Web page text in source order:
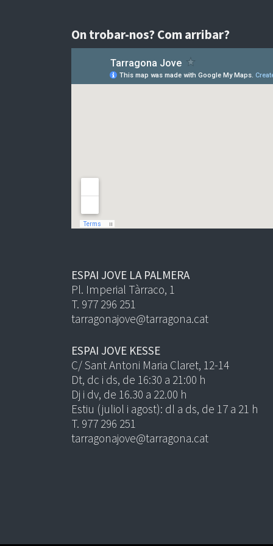
On trobar-nos? Com arribar?
ESPAI JOVE LA PALMERA
Pl. Imperial Tàrraco, 1
T. 977 296 251
tarragonajove@tarragona.cat
ESPAI JOVE KESSE
C/ Sant Antoni Maria Claret, 12-14
Dt, dc i ds, de 16:30 a 21:00 h
Dj i dv, de 16.30 a 22.00 h
Estiu (juliol i agost): dl a ds, de 17 a 21 h
T. 977 296 251
tarragonajove@tarragona.cat